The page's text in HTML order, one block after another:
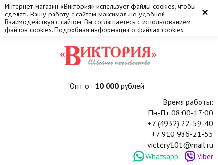
×
Интернет-магазин «Виктория» использует файлы cookies, чтобы
сделать Вашу работу с сайтом максимально удобной.
Взаимодействуя с сайтом, Вы соглашаетесь с использованием
файлов cookies. Подробная информация о файлах cookies.
Опт от 10 000рублей
Время работы:
Пн-Пт 08:00-17:00
+7 (4932) 22-59-40
+7 910 986-21-55
victory101@mail.ru
Whatsapp
Viber